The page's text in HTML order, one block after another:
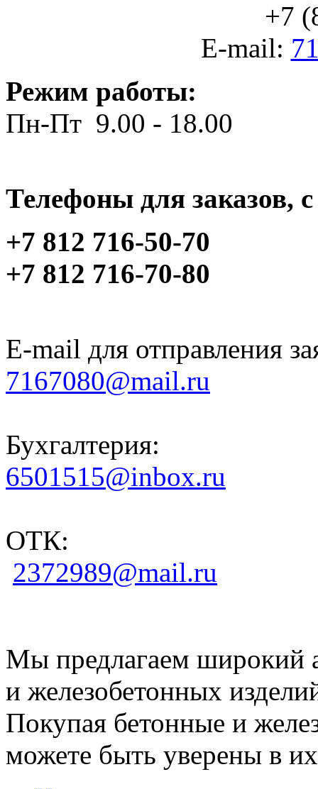
+7
E-mail:
Режим работы:
Пн-Пт 9.00 - 18.00
Телефоны для заказов,
+7 812 716-50-70
+7 812 716-70-80
E-mail для отправления
7167080@mail.ru
Бухгалтерия:
6501515@inbox.ru
ОТК:
2372989@mail.ru
Мы предлагаем широкий
и железобетонных
Покупая бетонные и
можете быть уверены в их